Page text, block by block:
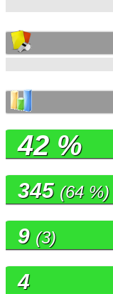
42 %
345 (64 %)
9 (3)
4